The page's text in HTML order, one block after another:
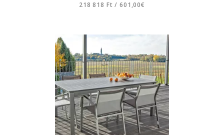
218 818 Ft/ 601,00€